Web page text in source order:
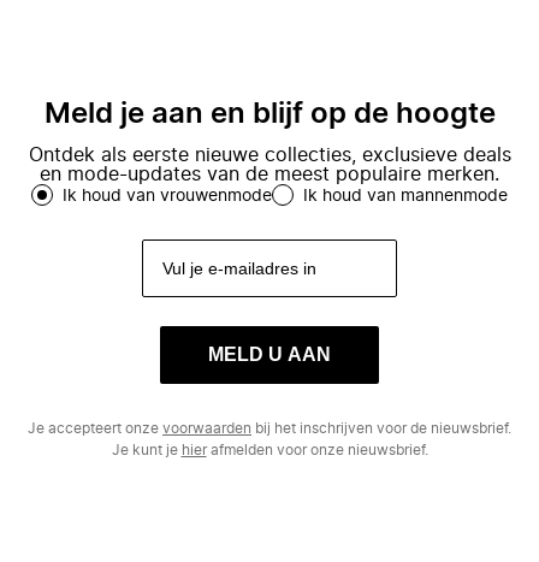
Meld je aan en blijf op de hoogte
Ontdek als eerste nieuwe collecties, exclusieve deals
en mode-updates van de meest populaire merken.
Ik houd van vrouwenmode Ik houd van mannenmode
MELD U AAN
Je accepteert onze voorwaarden bij het inschrijven voor de nieuwsbrief.
Je kunt je hierafmelden voor onze nieuwsbrief.